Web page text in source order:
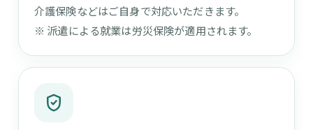
介護保険などはご自身で対応いただきます。
※ 派遣による就業は労災保険が適用されます。